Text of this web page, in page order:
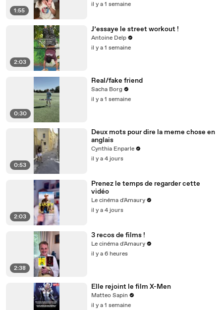
1:55
il y a 1 semaine
2:03
J’essaye le street workout !
Antoine Delp
il y a 1 semaine
0:30
Real/fake friend
Sacha Borg
il y a 1 semaine
0:53
Deux mots pour dire la meme chose en
anglais
Cynthia Enparle
il y a 4 jours
2:03
Prenez le temps de regarder cette
vidéo
Le cinéma d'Amaury
il y a 4 jours
2:38
3 recos de films !
Le cinéma d'Amaury
il y a 6 heures
Elle rejoint le film X-Men
Matteo Sapin
il y a 1 semaine